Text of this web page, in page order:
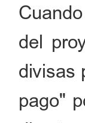
del
divisas
pago"